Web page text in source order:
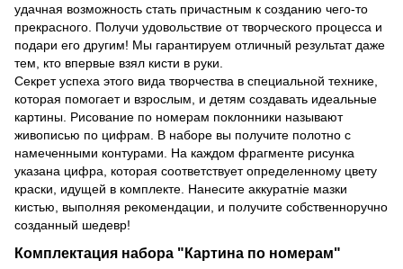
удачная возможность стать причастным к созданию чего-то
прекрасного. Получи удовольствие от творческого процесса и
подари его другим! Мы гарантируем отличный результат даже
тем, кто впервые взял кисти в руки.
Секрет успеха этого вида творчества в специальной технике,
которая помогает и взрослым, и детям создавать идеальные
картины. Рисование по номерам поклонники называют
живописью по цифрам. В наборе вы получите полотно с
намеченными контурами. На каждом фрагменте рисунка
указана цифра, которая соответствует определенному цвету
краски, идущей в комплекте. Нанесите аккуратніе мазки
кистью, выполняя рекомендации, и получите собственноручно
созданный шедевр!
Комплектация набора "Картина по номерам"